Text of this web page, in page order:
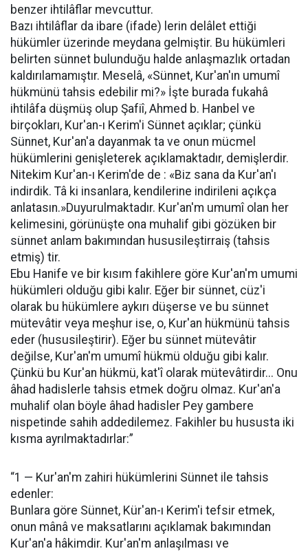
benzer ihtilâflar mevcuttur.
Bazı ihtilâflar da ibare (ifade) lerin delâlet ettiği
hükümler üzerinde meydana gelmiştir. Bu hükümleri
belirten sünnet bulunduğu halde anlaşmazlık ortadan
kaldırılamamıştır. Meselâ, «Sünnet, Kur'an'ın umumî
hükmünü tahsis edebilir mi?» İşte burada fukahâ
ihtilâfa düşmüş olup Şafiî, Ahmed b. Hanbel ve
birçokları, Kur'an-ı Kerim'i Sünnet açıklar; çünkü
Sünnet, Kur'an'a dayanmak ta ve onun mücmel
hükümlerini genişleterek açıklamaktadır, demişlerdir.
Nitekim Kur'an-ı Kerim'de de : «Biz sana da Kur'an'ı
indirdik. Tâ ki insanlara, kendilerine indirileni açıkça
anlatasın.»Duyurulmaktadır. Kur'an'm umumî olan her
kelimesini, görünüşte ona muhalif gibi gözüken bir
sünnet anlam bakımından hususileştirraiş (tahsis
etmiş) tir.
Ebu Hanife ve bir kısım fakihlere göre Kur'an'm umumi
hükümleri olduğu gibi kalır. Eğer bir sünnet, cüz'i
olarak bu hükümlere aykırı düşerse ve bu sünnet
mütevâtir veya meşhur ise, o, Kur'an hükmünü tahsis
eder (hususileştirir). Eğer bu sünnet mütevâtir
değilse, Kur'an'm umumî hükmü olduğu gibi kalır.
Çünkü bu Kur'an hükmü, kat'î olarak mütevâtirdir... Onu
âhad hadislerle tahsis etmek doğru olmaz. Kur'an'a
muhalif olan böyle âhad hadisler Pey gambere
nispetinde sahih addedilemez. Fakihler bu hususta iki
kısma ayrılmaktadırlar:”
“1 — Kur'an'm zahiri hükümlerini Sünnet ile tahsis
edenler:
Bunlara göre Sünnet, Kür'an-ı Kerim'i tefsir etmek,
onun mânâ ve maksatlarını açıklamak bakımından
Kur'an'a hâkimdir. Kur'an'm anlaşılması ve